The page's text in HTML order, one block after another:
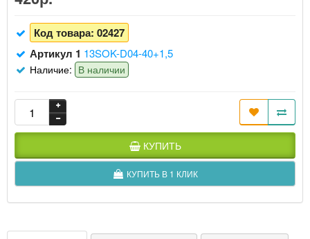
Код товара: 02427
Артикул 1 13SOK-D04-40+1,5
Наличие: В наличии
КУПИТЬ
КУПИТЬ В 1 КЛИК